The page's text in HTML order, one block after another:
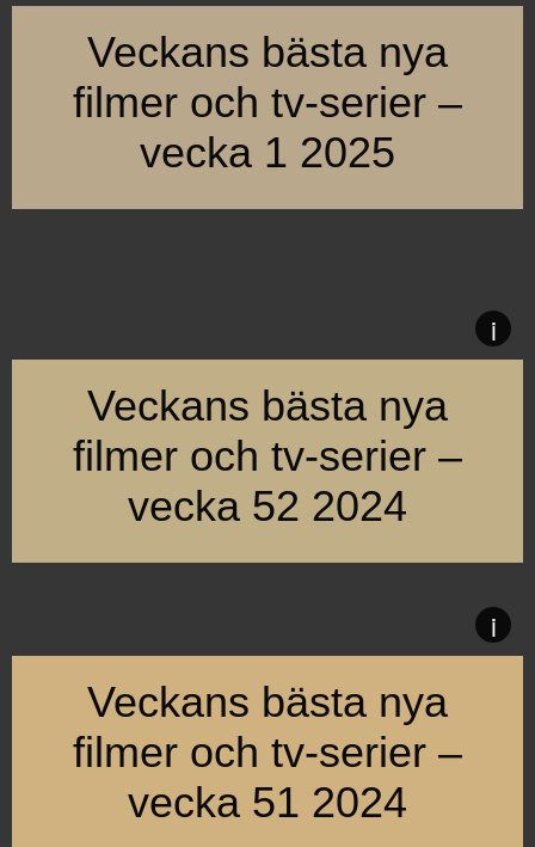
Veckans bästa nya
filmer och tv-serier –
vecka 1 2025
Vecka 1, som år 2024 och 2025 får dela på, bjuder på
Veckans bästa nya
filmer och tv-serier –
vecka 52 2024
Vecka 52 bjuder på action, drama, humor och skräck i 13
i
i
Veckans bästa nya
filmer och tv-serier –
vecka 51 2024